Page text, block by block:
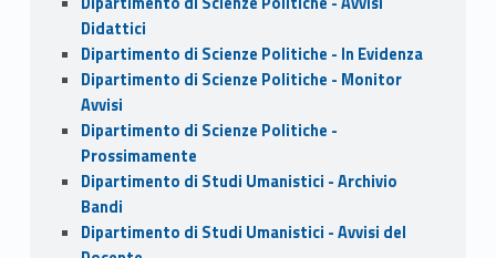
Didattici
Dipartimento di Scienze Politiche - In Evidenza
Dipartimento di Scienze Politiche - Monitor
Avvisi
Dipartimento di Scienze Politiche -
Prossimamente
Dipartimento di Studi Umanistici - Archivio
Bandi
Dipartimento di Studi Umanistici - Avvisi del